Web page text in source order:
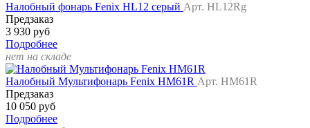
Налобный фонарь Fenix HL12 серый Арт. HL12Rg
Предзаказ
3 930 руб
Подробнее
нет на складе
Налобный Мультифонарь Fenix HM61R Арт. HM61R
Предзаказ
10 050 руб
Подробнее